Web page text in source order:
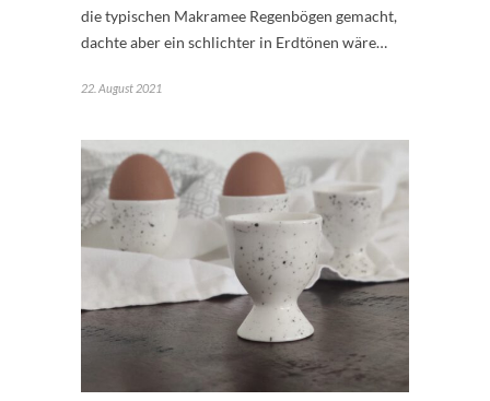
die typischen Makramee Regenbögen gemacht,
dachte aber ein schlichter in Erdtönen wäre…
22. August 2021